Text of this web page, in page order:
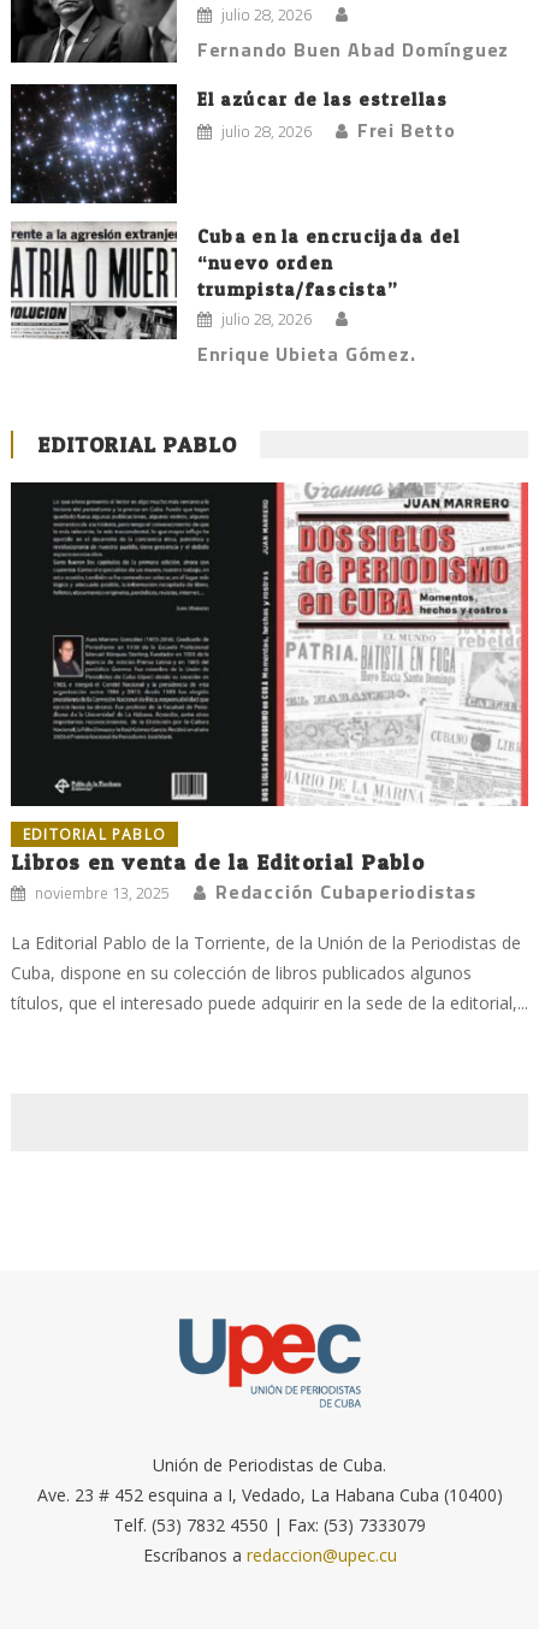
julio 28, 2026
Fernando Buen Abad Domínguez
El azúcar de las estrellas
julio 28, 2026 Frei Betto
Cuba en la encrucijada del
“nuevo orden
trumpista/fascista”
julio 28, 2026
Enrique Ubieta Gómez.
EDITORIAL PABLO
EDITORIAL PABLO
Libros en venta de la Editorial Pablo
noviembre 13, 2025 Redacción Cubaperiodistas
La Editorial Pablo de la Torriente, de la Unión de la Periodistas de
Cuba, dispone en su colección de libros publicados algunos
títulos, que el interesado puede adquirir en la sede de la editorial,...
Unión de Periodistas de Cuba.
Ave. 23 # 452 esquina a I, Vedado, La Habana Cuba (10400)
Telf. (53) 7832 4550 | Fax: (53) 7333079
Escríbanos a redaccion@upec.cu